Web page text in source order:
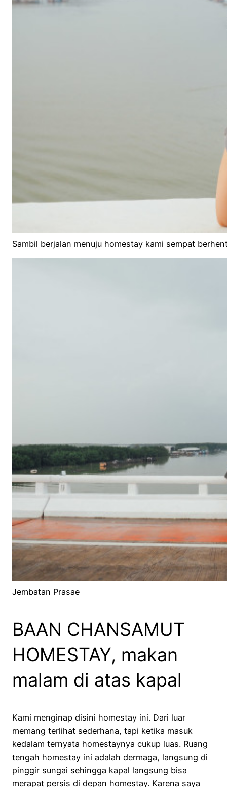
Sambil berjalan menuju homestay kami sempat
Jembatan Prasae
BAAN CHANSAMUT
HOMESTAY, makan
malam di atas kapal
Kami menginap disini homestay ini. Dari luar
memang terlihat sederhana, tapi ketika masuk
kedalam ternyata homestaynya cukup luas. Ruang
tengah homestay ini adalah dermaga, langsung di
pinggir sungai sehingga kapal langsung bisa
merapat persis di depan homestay. Karena saya